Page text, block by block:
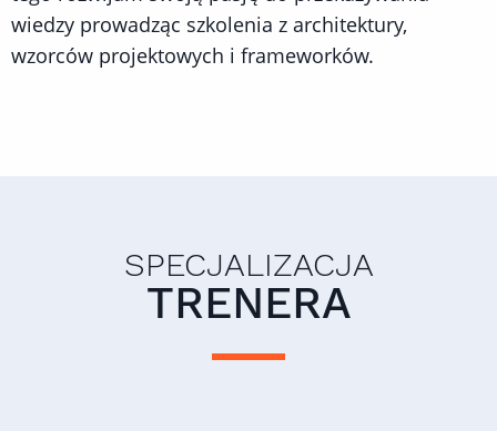
wiedzy prowadząc szkolenia z architektury,
wzorców projektowych i frameworków.
SPECJALIZACJA
TRENERA